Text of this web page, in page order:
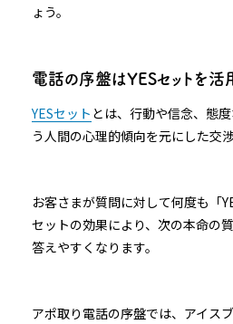
ょう。
電話の序盤はYESセットを活
YESセット とは、行動や信念、態
う人間の心理的傾向を元にした交渉
お客さまが質問に対して何度も「
セットの効果により、次の本命の
答えやすくなります。
アポ取り電話の序盤では、アイス